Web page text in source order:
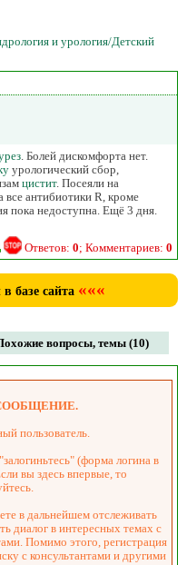
и урология/Детский
. Болей дискомфорта нет.
урологический сбор,
цистит. Посеяли на
все антибиотики R, кроме
пока недоступна. Ещё 3 дня.
Ответов: 0; Комментариев: 0
базе сайта «««
вопросы, темы (10)
пользователь.
(форма логина в
вы здесь впервые, то
в дальнейшем отслеживать
диалог в интересных темах с
Помимо этого, регистрация
с консультантами и другими